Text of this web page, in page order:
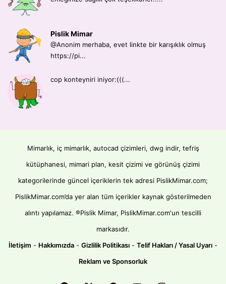
Pislik Mimar
@Anonim merhaba, evet linkte bir karışıklık olmuş
https://pi...
cop konteyniri iniyor:(((...
Mimarlık, iç mimarlık, autocad çizimleri, dwg indir, tefriş
kütüphanesi, mimari plan, kesit çizimi ve görünüş çizimi
kategorilerinde güncel içeriklerin tek adresi PislikMimar.com;
PislikMimar.com’da yer alan tüm içerikler kaynak gösterilmeden
alıntı yapılamaz. ®Pislik Mimar, PislikMimar.com'un tescilli
markasıdır.
İletişim - Hakkımızda - Gizlilik Politikası - Telif Hakları / Yasal Uyarı -
Reklam ve Sponsorluk